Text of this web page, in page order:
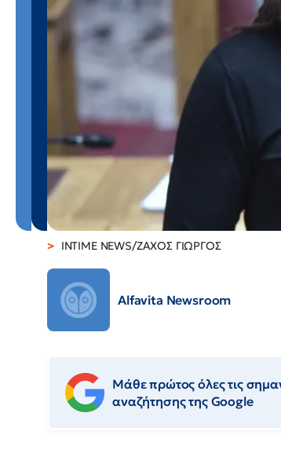
INTIME NEWS/ΖΑΧΟΣ ΓΙΩΡΓΟΣ
Alfavita Newsroom
Μάθε πρώτος όλες τις
αναζήτησης της Google